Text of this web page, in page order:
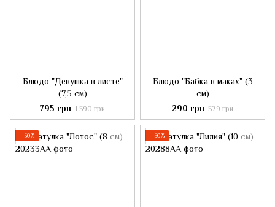
Блюдо "Девушка в листе"
(7,5 см)
795 грн 1 590 грн
Блюдо "Бабка в маках" (3
см)
290 грн 579 грн
−50% −50%